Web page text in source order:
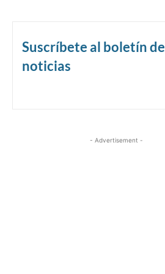
Suscríbete al boletín de
noticias
- Advertisement -